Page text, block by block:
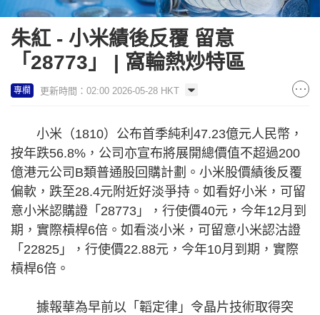
朱紅 - 小米績後反覆 留意
「28773」 | 窩輪熱炒特區
專欄 更新時間：02:00 2026-05-28 HKT
小米（1810）公布首季純利47.23億元人民幣，
按年跌56.8%，公司亦宣布將展開總價值不超過200
億港元公司B類普通股回購計劃。小米股價績後反覆
偏軟，跌至28.4元附近好淡爭持。如看好小米，可留
意小米認購證「28773」，行使價40元，今年12月到
期，實際槓桿6倍。如看淡小米，可留意小米認沽證
「22825」，行使價22.88元，今年10月到期，實際
槓桿6倍。
據報華為早前以「韜定律」令晶片技術取得突